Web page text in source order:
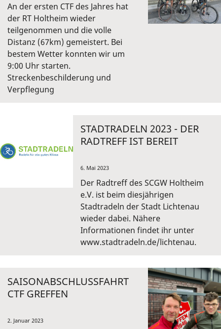
An der ersten CTF des Jahres hat
der RT Holtheim wieder
teilgenommen und die volle
Distanz (67km) gemeistert. Bei
bestem Wetter konnten wir um
9:00 Uhr starten.
Streckenbeschilderung und
Verpflegung
STADTRADELN 2023 - DER
RADTREFF IST BEREIT
6. Mai 2023
Der Radtreff des SCGW Holtheim
e.V. ist beim diesjährigen
Stadtradeln der Stadt Lichtenau
wieder dabei. Nähere
Informationen findet ihr unter
www.stadtradeln.de/lichtenau.
SAISONABSCHLUSSFAHRT
CTF GREFFEN
2. Januar 2023